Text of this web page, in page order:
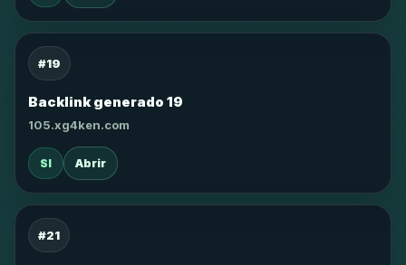
#19
Backlink generado 19
105.xg4ken.com
SI Abrir
#21